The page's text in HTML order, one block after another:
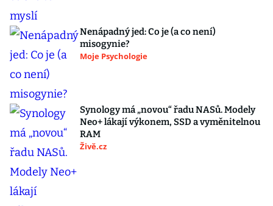
Nenápadný jed: Co je (a co není)
misogynie?
Moje Psychologie
Synology má „novou“ řadu NASů. Modely
Neo+ lákají výkonem, SSD a vyměnitelnou
RAM
Živě.cz